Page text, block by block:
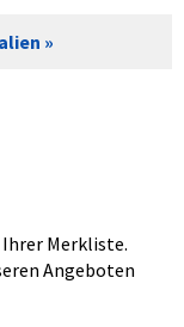
Merkliste.
Angeboten